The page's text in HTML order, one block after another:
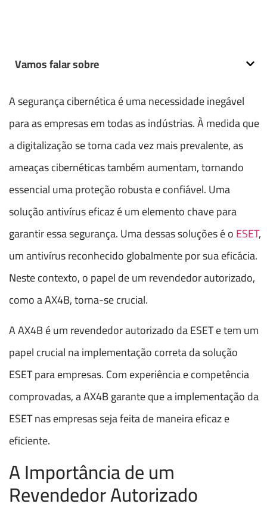
Vamos falar sobre
A segurança cibernética é uma necessidade inegável
para as empresas em todas as indústrias. À medida que
a digitalização se torna cada vez mais prevalente, as
ameaças cibernéticas também aumentam, tornando
essencial uma proteção robusta e confiável. Uma
solução antivírus eficaz é um elemento chave para
garantir essa segurança. Uma dessas soluções é oESET,
um antivírus reconhecido globalmente por sua eficácia.
Neste contexto, o papel de um revendedor autorizado,
como a AX4B, torna-se crucial.
A AX4B é um revendedor autorizado da ESET e tem um
papel crucial na implementação correta da solução
ESET para empresas. Com experiência e competência
comprovadas, a AX4B garante que a implementação da
ESET nas empresas seja feita de maneira eficaz e
eficiente.
A Importância de um
Revendedor Autorizado